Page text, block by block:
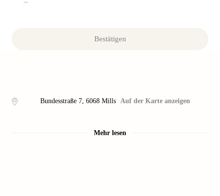
---
Bestätigen
Bundesstraße 7, 6068 Mills Auf der Karte anzeigen
Mehr lesen